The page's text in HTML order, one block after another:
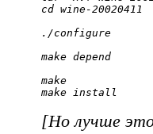
cd wine-20020411
./configure
make depend
make
make install
[Но лучше